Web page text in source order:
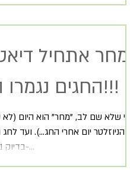
מחר אתחיל
החגים נגמרו התירוצים!!!
למי שלא שם לב, "מחר" הוא היום
הניוזלטר יום אחרי החג...). ועד
בדיוק 111 ימים (ספרתי...) כ-...